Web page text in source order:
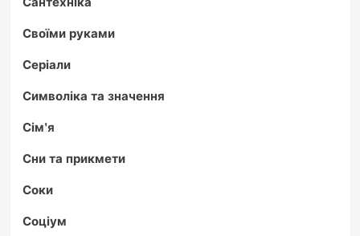
Своїми руками
Серіали
Символіка та значення
Сім'я
Сни та прикмети
Соки
Соціум